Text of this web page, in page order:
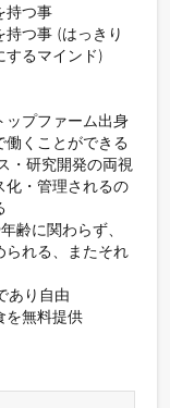
持つ事
持つ事 (はっきり
するマインド)
ップファーム出身
働くことができる
・研究開発の両視
化・管理されるの
齢に関わらず、
られる、またそれ
あり自由
を無料提供